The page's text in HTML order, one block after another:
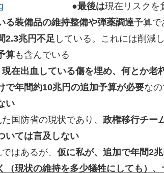
●最後は現在リスクを
る装備品の維持整備や弾薬調達予算で
2.3兆円不足 している。これには削減
算も含んでいる
現在出血している傷を埋め、何とか老
で年間約10兆円の追加予算が必要なの
い
国防省の現状であり、 政権移行チー
いては言及しない
はあるが、 仮に私が、追加で年間2
（現状の維持を多少犠牲にしても）